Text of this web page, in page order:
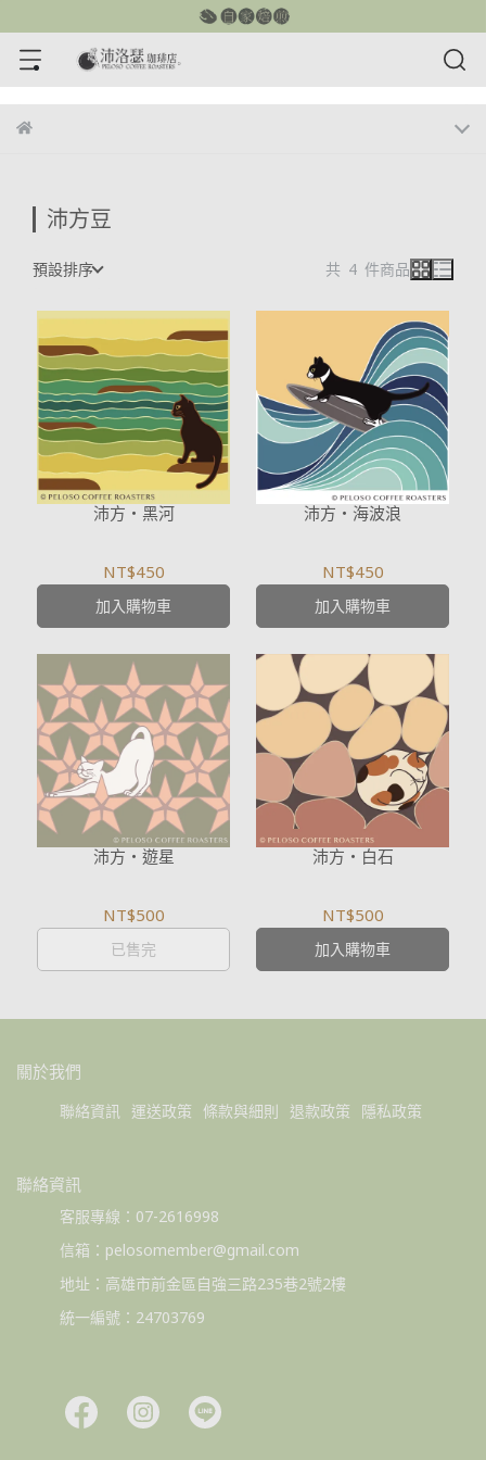
沛方豆
預設排序 共 4 件商品
沛方・黑河
NT$450
加入購物車
沛方・海波浪
NT$450
加入購物車
沛方・遊星
NT$500
已售完
沛方・白石
NT$500
加入購物車
關於我們
聯絡資訊 運送政策 條款與細則 退款政策 隱私政策
聯絡資訊
客服專線：07-2616998
信箱：pelosomember@gmail.com
地址：高雄市前金區自強三路235巷2號2樓
統一編號：24703769